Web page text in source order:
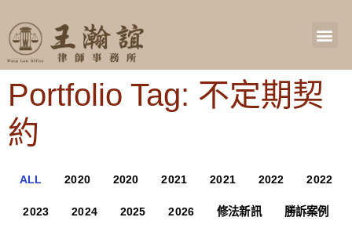
Portfolio Tag: 不定期契
約
ALL 2020 2020 2021 2021 2022 2022
2023 2024 2025 2026 修法新訊 勝訴案例